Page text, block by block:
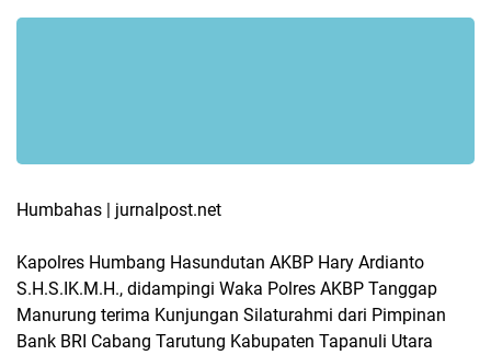
Humbahas | jurnalpost.net
Kapolres Humbang Hasundutan AKBP Hary Ardianto
S.H.S.IK.M.H., didampingi Waka Polres AKBP Tanggap
Manurung terima Kunjungan Silaturahmi dari Pimpinan
Bank BRI Cabang Tarutung Kabupaten Tapanuli Utara